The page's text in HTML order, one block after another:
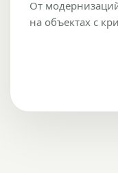
От
на объектах с